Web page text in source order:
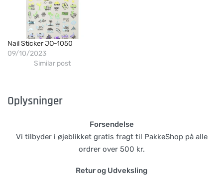
Nail Sticker JO-1050
09/10/2023
Similar post
Oplysninger
Forsendelse
Vi tilbyder i øjeblikket gratis fragt til PakkeShop på alle
ordrer over 500 kr.
Retur og Udveksling